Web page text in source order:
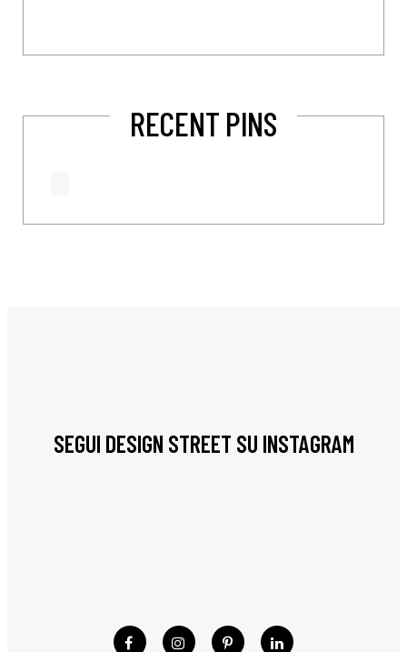
RECENT PINS
SEGUI DESIGN STREET SU INSTAGRAM